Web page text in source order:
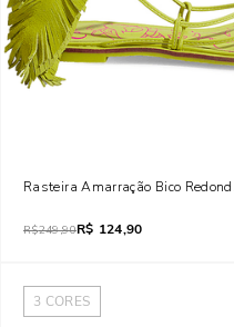
Rasteira Amarração Bico
R$249,90R$ 124,90
3 CORES